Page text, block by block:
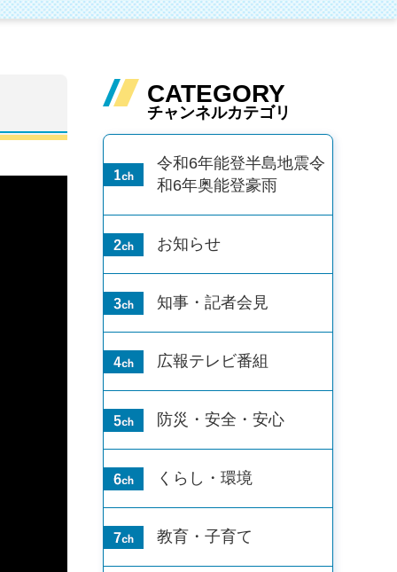
CATEGORY
チャンネルカテゴリ
令和6年能登半島地震令
和6年奥能登豪雨
お知らせ
知事・記者会見
広報テレビ番組
防災・安全・安心
くらし・環境
教育・子育て